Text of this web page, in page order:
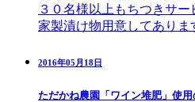
３０名様以上もちつきサ
家製漬け物用意してありま
2016年05月18日
ただかね農園「ワイン堆肥」使